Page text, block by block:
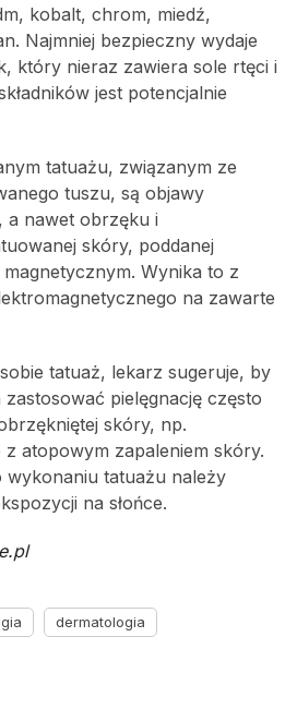
kobalt, chrom, miedź,
Najmniej bezpieczny wydaje
który nieraz zawiera sole rtęci i
jest potencjalnie
tatuażu, związanym ze
tuszu, są objawy
a nawet obrzęku i
skóry, poddanej
Wynika to z
na zawarte
tatuaż, lekarz sugeruje, by
pielęgnację często
skóry, np.
atopowym zapaleniem skóry.
wykonaniu tatuażu należy
na słońce.
dermatologia